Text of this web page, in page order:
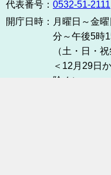
代表番号： 0532-51-2111
開庁日時： 月曜日～金
分～午後5時
（土・日・
＜12月29日
除く）